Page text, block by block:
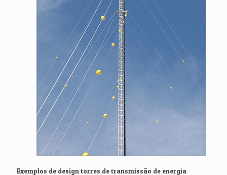
Exemplos de design torres de transmissão de energia